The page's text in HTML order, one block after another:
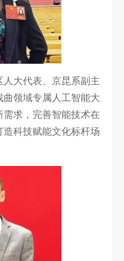
大代表、京昆系副主
领域专属人工智能大
求，完善智能技术在
科技赋能文化标杆场